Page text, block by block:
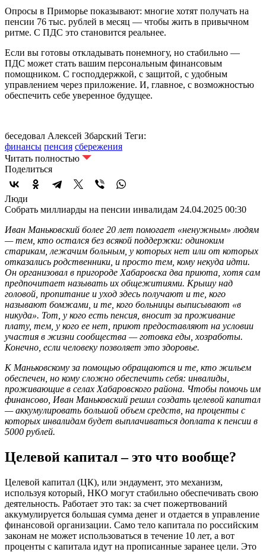
Опросы в Приморье показывают: многие хотят получать на
пенсии 76 тыс. рублей в месяц — чтобы жить в привычном
ритме. С ПДС это становится реальнее.
Если вы готовы откладывать понемногу, но стабильно —
ПДС может стать вашим персональным финансовым
помощником. С господдержкой, с защитой, с удобным
управлением через приложение. И, главное, с возможностью
обеспечить себе уверенное будущее.
беседовал Алексей Збарский Теги:
финансы пенсия сбережения
Читать полностью
Поделиться
Люди
Собрать миллиарды на пенсии инвалидам 24.04.2025 00:30
Иван Маньковский более 20 лет помогает «ненужным» людям
— тем, кто остался без всякой поддержки: одиноким
старикам, лежачим больным, у которых нет или от которых
отказались родственники, и просто тем, кому некуда идти.
Он организовал в пригороде Хабаровска два приюта, хотя сам
предпочитает называть их общежитиями. Крышу над
головой, пропитание и уход здесь получают и те, кого
называют бомжами, и те, кого больницы выписывают «в
никуда». Тот, у кого есть пенсия, вносит за проживание
плату, тем, у кого ее нет, приют предоставляют на условии
участия в жизни сообщества — готовка еды, хозработы.
Конечно, если человеку позволяет это здоровье.
К Маньковскому за помощью обращаются и те, кто жильем
обеспечен, но кому сложно обеспечить себя: инвалиды,
проживающие в селах Хабаровского района. Чтобы помочь им
финансово, Иван Маньковский решил создать целевой капитал
— аккумулировать большой объем средств, на проценты с
которых инвалидам будет выплачиваться доплата к пенсии в
5000 рублей.
Целевой капитал – это что вообще?
Целевой капитал (ЦК), или эндаумент, это механизм,
используя который, НКО могут стабильно обеспечивать свою
деятельность. Работает это так: за счет пожертвований
аккумулируется большая сумма денег и отдается в управление
финансовой организации. Само тело капитала по российским
законам не может использоваться в течение 10 лет, а вот
проценты с капитала идут на прописанные заранее цели. Это